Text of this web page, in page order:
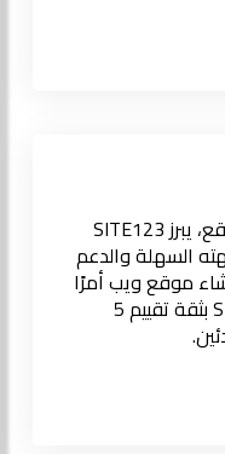
بعد تجربة عدة أدوات لبناء المواقع، يبرز SITE123
السهلة والدعم
موقع ويب أمرًا
في غاية السهولة. أمنح SITE123 بثقة تقييم 5